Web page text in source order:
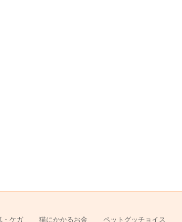
・ケガ 猫にかかるお金 ペットグッチョイス